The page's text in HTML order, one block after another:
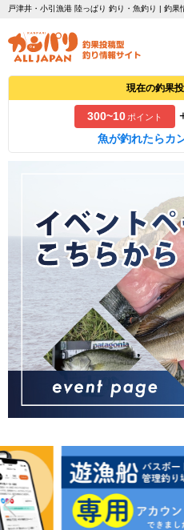
戸津井・小引漁港 陸っぱり 釣り・魚釣り | 釣果
現在の釣果
300~10ポイント
魚が釣れたらカ